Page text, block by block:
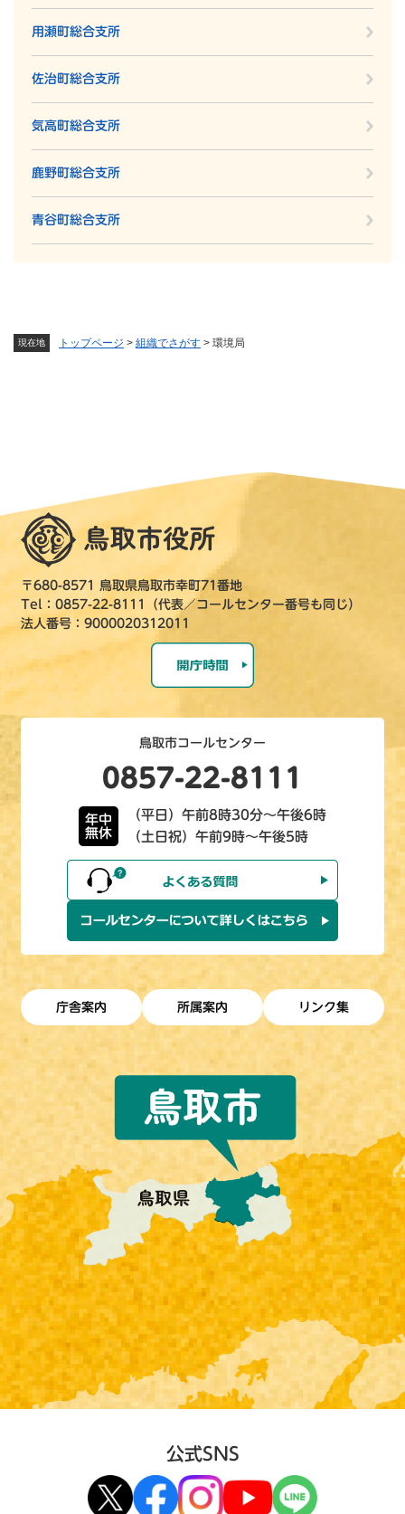
現在地 トップページ > 組織でさがす > 環境局
用瀬町総合支所
佐治町総合支所
気高町総合支所
鹿野町総合支所
青谷町総合支所
〒680-8571 鳥取県鳥取市幸町71番地
Tel：0857-22-8111（代表／コールセンター番号も同じ）
法人番号：9000020312011
鳥取市コールセンター
0857-22-8111
年中
無休
（平日）午前8時30分～午後6時
（土日祝）午前9時～午後5時
庁舎案内 所属案内 リンク集
公式SNS